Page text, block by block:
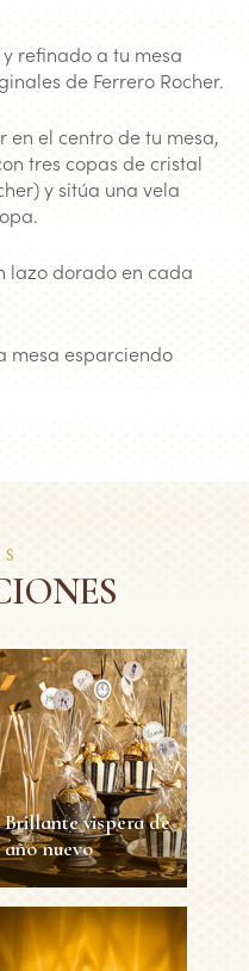
refinado a tu mesa
de Ferrero Rocher.
en el centro de tu mesa,
tres copas de cristal
y sitúa una vela
lazo dorado en cada
mesa esparciendo
Brillante vispera de
año nuevo
Brillante vispera de
año nuevo